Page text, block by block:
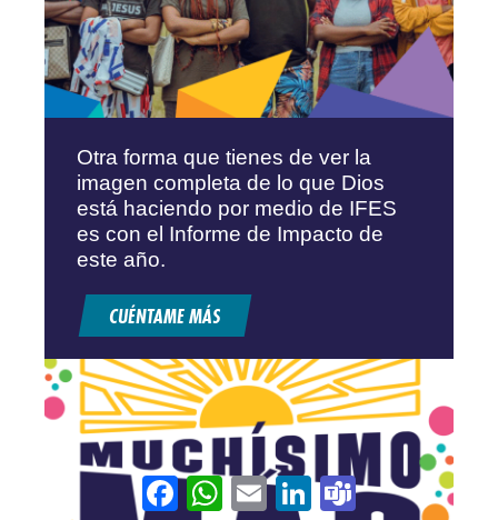
Otra forma que tienes de ver la
imagen completa de lo que Dios
está haciendo por medio de IFES
es con el Informe de Impacto de
este año.
CUÉNTAME MÁS
FacebookWhatsApp
EmailLinkedInTeams